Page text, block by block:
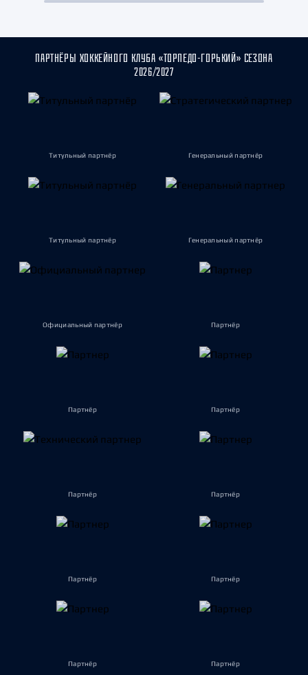
ПАРТНЁРЫ ХОККЕЙНОГО КЛУБА «ТОРПЕДО-ГОРЬКИЙ» СЕЗОНА
2026/2027
Титульный партнёр Генеральный партнёр
Титульный партнёр Генеральный партнёр
Официальный партнёр Партнёр
Партнёр Партнёр
Партнёр Партнёр
Партнёр Партнёр
Партнёр Партнёр